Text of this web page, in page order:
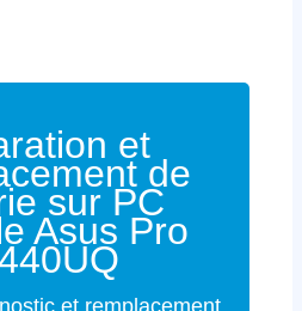
et
de
sur PC
Asus Pro
et remplacement